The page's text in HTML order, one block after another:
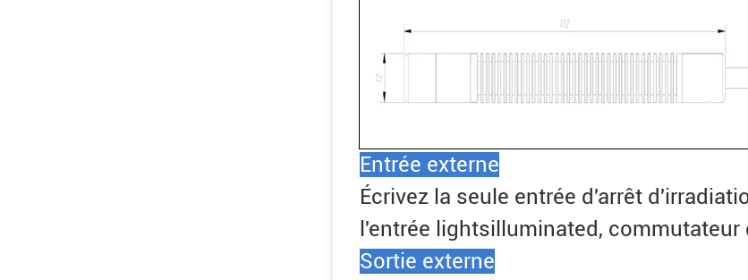
Entrée externe
Écrivez la seule entrée d'arrêt
l'entrée lightsilluminated, commutateur
Sortie externe